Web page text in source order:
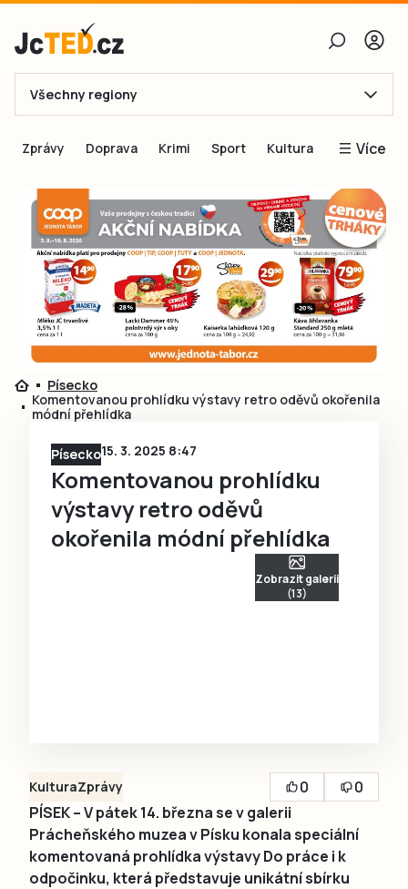
E-mail
Obnovit heslo
Přihlásit se
Přihlásit se přes Facebook
Ještě nemám účet, chci seRegistrovat
Všechny regiony
Zprávy Doprava Krimi Sport Kultura Více
Inspirace
Čtenáři píší
Speciální přílohy
Inzerce
Písecko
Komentovanou prohlídku výstavy retro oděvů okořenila
módní přehlídka
Písecko15. 3. 2025 8:47
Komentovanou prohlídku
výstavy retro oděvů
okořenila módní přehlídka
Zobrazit galerii
(13)
KulturaZprávy 0
0
PÍSEK – V pátek 14. března se v galerii
Prácheňského muzea v Písku konala speciální
komentovaná prohlídka výstavy Do práce i k
odpočinku, která představuje unikátní sbírku